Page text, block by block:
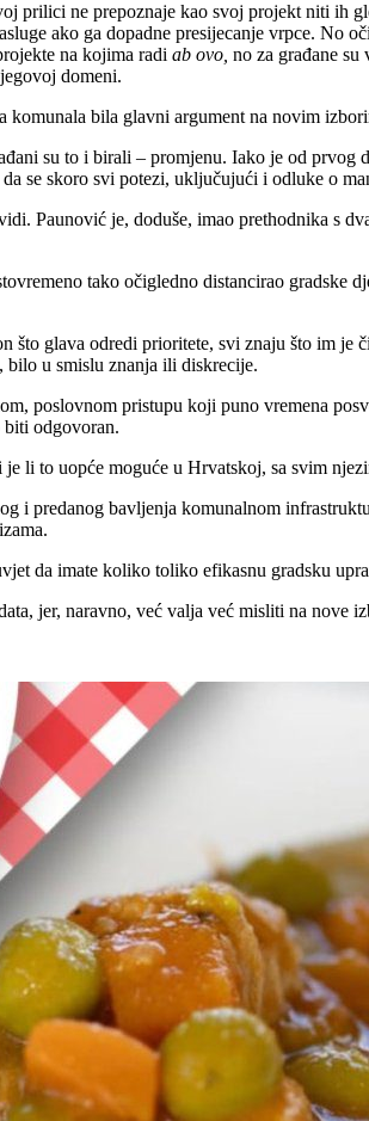
prilici ne prepoznaje kao svoj projekt niti ih
ako ga dopadne presijecanje vrpce. No
na kojima radi ab ovo, no za građane
domeni.
bila glavni argument na novim
su to i birali – promjenu. Iako je od prvog
se skoro svi potezi, uključujući i odluke o
Paunović je, doduše, imao prethodnika s
tako očigledno distancirao gradske
glava odredi prioritete, svi znaju što im
bilo u smislu znanja ili diskrecije.
poslovnom pristupu koji puno vremena
biti odgovoran.
li to uopće moguće u Hrvatskoj, sa svim
i predanog bavljenja komunalnom
da imate koliko toliko efikasnu gradsku
jer, naravno, već valja već misliti na nove